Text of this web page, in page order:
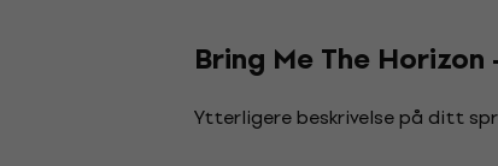
Bring Me The Horizon
Ytterligere beskrivelse på ditt